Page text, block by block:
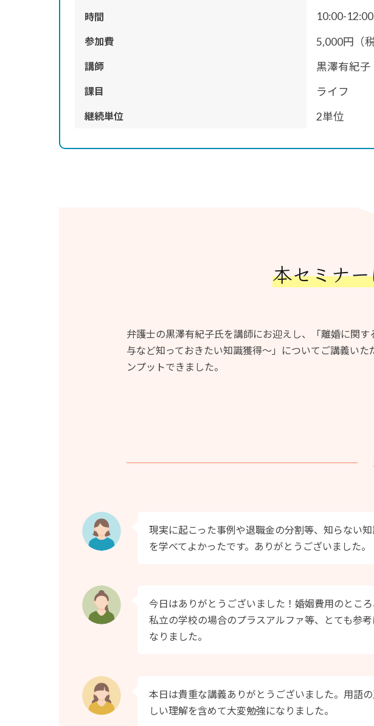
時間 10:00-12:00
参加費 5,000円（税
講師 黒澤有紀子
課目 ライフ
継続単位 2単位
本セミナ
弁護士の黒澤有紀子氏を講師にお迎えし、「離婚に関
与など知っておきたい知識獲得～」についてご講義い
ンプットできました。
現実に起こった事例や退職金の分割等、知らない
を学べてよかったです。ありがとうございました。
今日はありがとうございました！婚姻費用のところ
私立の学校の場合のプラスアルファ等、とても参考
なりました。
本日は貴重な講義ありがとうございました。用語
しい理解を含めて大変勉強になりました。